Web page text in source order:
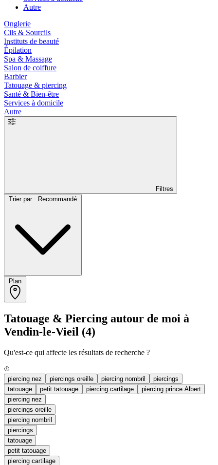
Autre
Onglerie
Cils & Sourcils
Instituts de beauté
Épilation
Spa & Massage
Salon de coiffure
Barbier
Tatouage & piercing
Santé & Bien-être
Services à domicile
Autre
Filtres
Tatouage & Piercing autour de moi à
Vendin-le-Vieil (4)
Qu'est-ce qui affecte les résultats de recherche ?
piercing nez piercings oreille piercing nombril
piercings
tatouage
petit tatouage piercing cartilage
piercing prince Albert
piercing nez
piercings oreille
piercing nombril
piercings
tatouage
petit tatouage
piercing cartilage